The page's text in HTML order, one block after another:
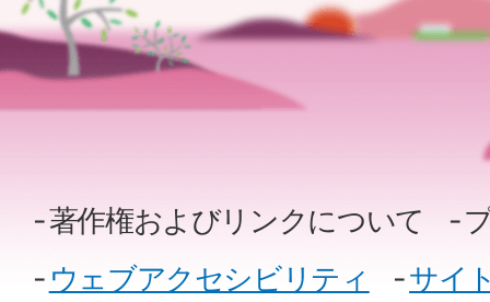
著作権およびリンクについて
ウェブアクセシビリティ
サイ